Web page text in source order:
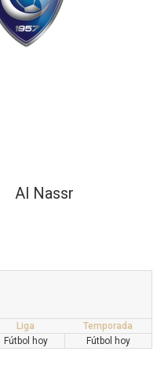
Al Nassr
Liga
Temporada
Fútbol hoy Fútbol hoy